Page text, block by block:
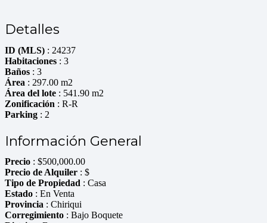
Detalles
ID (MLS) : 24237
Habitaciones : 3
Baños : 3
Área : 297.00 m2
Área del lote : 541.90 m2
Zonificación : R-R
Parking : 2
Información General
Precio : $500,000.00
Precio de Alquiler : $
Tipo de Propiedad : Casa
Estado : En Venta
Provincia : Chiriqui
Corregimiento : Bajo Boquete